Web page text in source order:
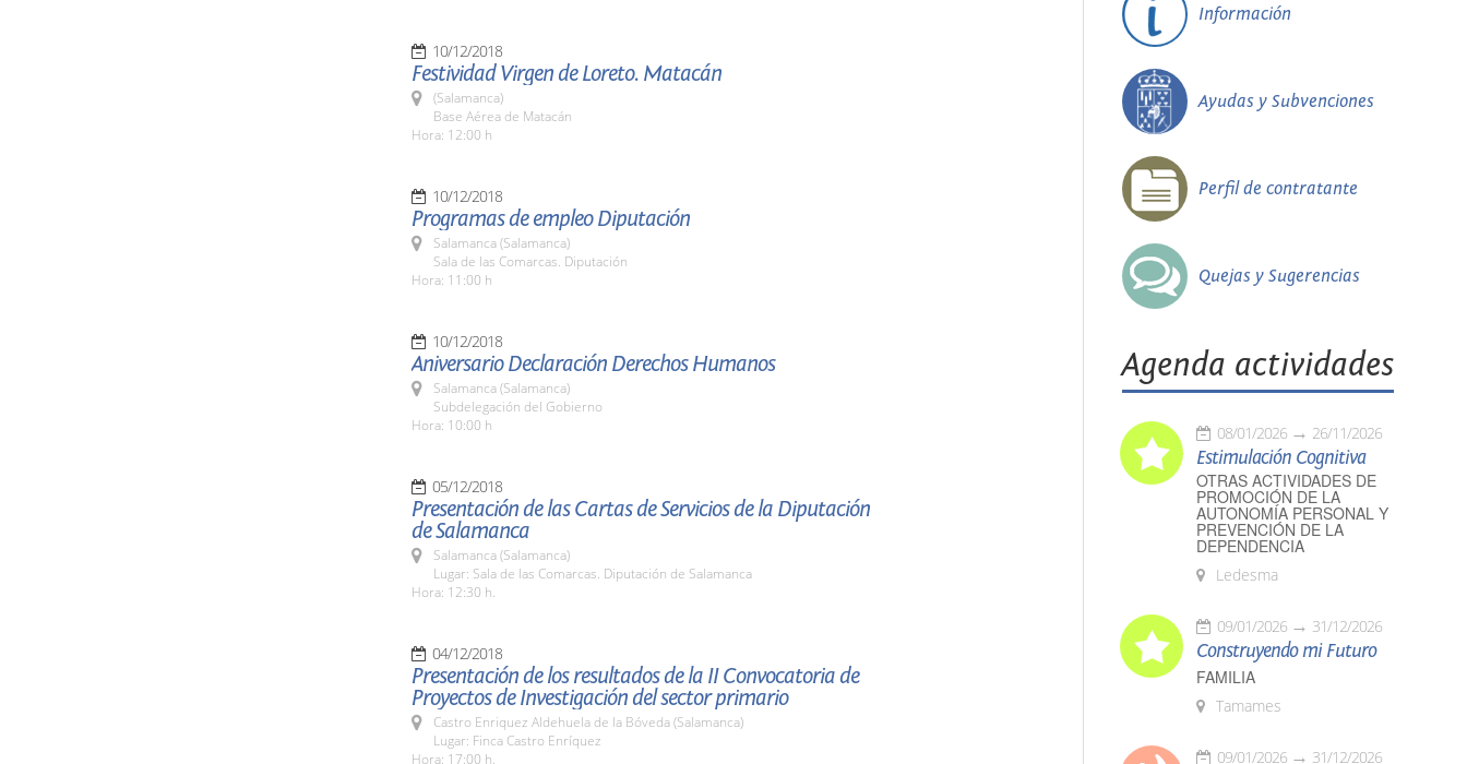
10/12/2018
Festividad Virgen de Loreto. Matacán
(Salamanca)
Base Aérea de Matacán
Hora: 12:00 h
10/12/2018
Programas de empleo Diputación
Salamanca (Salamanca)
Sala de las Comarcas. Diputación
Hora: 11:00 h
10/12/2018
Aniversario Declaración Derechos Humanos
Salamanca (Salamanca)
Subdelegación del Gobierno
Hora: 10:00 h
05/12/2018
Presentación de las Cartas de Servicios de la Diputación
de Salamanca
Salamanca (Salamanca)
Lugar: Sala de las Comarcas. Diputación de Salamanca
Hora: 12:30 h.
04/12/2018
Presentación de los resultados de la II Convocatoria de
Proyectos de Investigación del sector primario
Castro Enriquez Aldehuela de la Bóveda (Salamanca)
Lugar: Finca Castro Enríquez
Hora: 17:00 h.
Información
Ayudas y Subvenciones
Perfil de contratante
Quejas y Sugerencias
Agenda actividades
08/01/2026 26/11/2026
Estimulación Cognitiva
OTRAS ACTIVIDADES DE
PROMOCIÓN DE LA
AUTONOMÍA PERSONAL Y
PREVENCIÓN DE LA
DEPENDENCIA
Ledesma
09/01/2026 31/12/2026
Construyendo mi Futuro
FAMILIA
Tamames
09/01/2026 31/12/2026